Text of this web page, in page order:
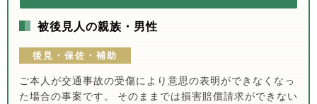
被後見人の親族・男性
後見・保佐・補助
ご本人が交通事故の受傷により意思の表明ができなくなっ
た場合の事案です。 そのままでは損害賠償請求ができない